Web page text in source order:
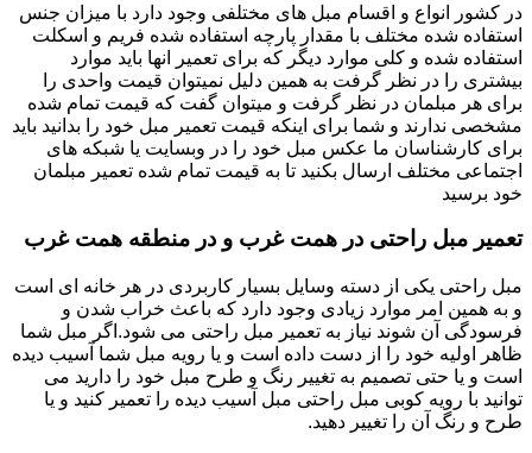
در کشور انواع و اقسام مبل های مختلفی وجود دارد با میزان جنس
استفاده شده مختلف با مقدار پارچه استفاده شده فریم و اسکلت
استفاده شده و کلی موارد دیگر که برای تعمیر انها باید موارد
بیشتری را در نظر گرفت به همین دلیل نمیتوان قیمت واحدی را
برای هر مبلمان در نظر گرفت و میتوان گفت که قیمت تمام شده
مشخصی ندارند و شما برای اینکه قیمت تعمیر مبل خود را بدانید باید
برای کارشناسان ما عکس مبل خود را در وبسایت یا شبکه های
اجتماعی مختلف ارسال بکنید تا به قیمت تمام شده تعمیر مبلمان
خود برسید
تعمیر مبل راحتی در همت غرب و در منطقه همت غرب
مبل راحتی یکی از دسته وسایل بسیار کاربردی در هر خانه ای است
و به همین امر موارد زیادی وجود دارد که باعث خراب شدن و
فرسودگی آن شوند نیاز به تعمیر مبل راحتی می شود.اگر مبل شما
ظاهر اولیه خود را از دست داده است و یا رویه مبل شما آسیب دیده
است و یا حتی تصمیم به تغییر رنگ و طرح مبل خود را دارید می
توانید با رویه کوبی مبل راحتی مبل آسیب دیده را تعمیر کنید و یا
طرح و رنگ آن را تغییر دهید.